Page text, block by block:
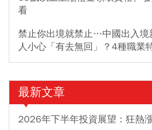
看
禁止你出境就禁止…中國出入
人小心「有去無回」？4種職業
最新文章
2026年下半年投資展望：狂熱